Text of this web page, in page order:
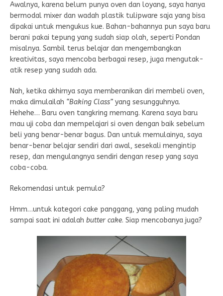
Awalnya, karena belum punya oven dan loyang, saya hanya
bermodal mixer dan wadah plastik tulipware saja yang bisa
dipakai untuk mengukus kue. Bahan-bahannya pun saya baru
berani pakai tepung yang sudah siap olah, seperti Pondan
misalnya. Sambil terus belajar dan mengembangkan
kreativitas, saya mencoba berbagai resep, juga mengutak-
atik resep yang sudah ada.
Nah, ketika akhirnya saya memberanikan diri membeli oven,
maka dimulailah “Baking Class” yang sesungguhnya.
Hehehe… Baru oven tangkring memang. Karena saya baru
mau uji coba dan mempelajari si oven dengan baik sebelum
beli yang benar-benar bagus. Dan untuk memulainya, saya
benar-benar belajar sendiri dari awal, sesekali mengintip
resep, dan mengulangnya sendiri dengan resep yang saya
coba-coba.
Rekomendasi untuk pemula?
Hmm…untuk kategori cake panggang, yang paling mudah
sampai saat ini adalah butter cake. Siap mencobanya juga?